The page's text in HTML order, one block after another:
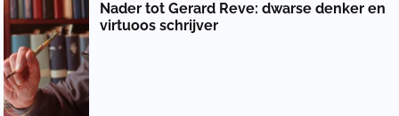
Nader tot Gerard Reve: dwarse denker en
virtuoos schrijver